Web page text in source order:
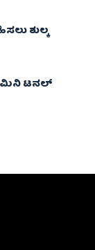
ಶುಲ್ಕ
ಮಿನಿ ಟನಲ್